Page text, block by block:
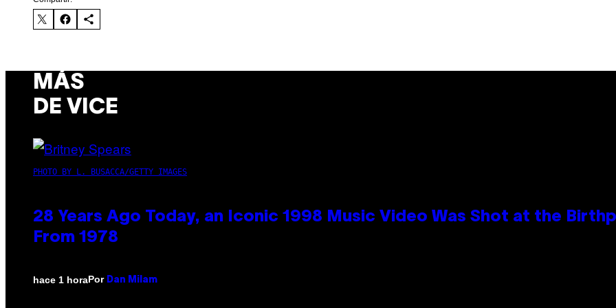
MÁS
DE VICE
PHOTO BY L. BUSACCA/GETTY IMAGES
28 Years Ago Today, an Iconic 1998 Music Video Was Shot at the
From 1978
hace 1 horaPor Dan Milam